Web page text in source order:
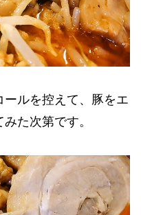
ールを控えて、豚をエ
た次第です。